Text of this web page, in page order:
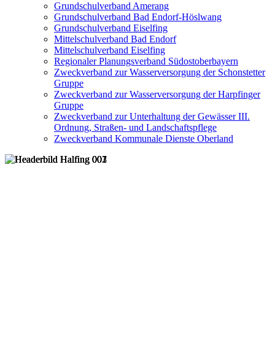
Grundschulverband Amerang
Grundschulverband Bad Endorf-Höslwang
Grundschulverband Eiselfing
Mittelschulverband Bad Endorf
Mittelschulverband Eiselfing
Regionaler Planungsverband Südostoberbayern
Zweckverband zur Wasserversorgung der Schonstetter
Gruppe
Zweckverband zur Wasserversorgung der Harpfinger
Gruppe
Zweckverband zur Unterhaltung der Gewässer III.
Ordnung, Straßen- und Landschaftspflege
Zweckverband Kommunale Dienste Oberland